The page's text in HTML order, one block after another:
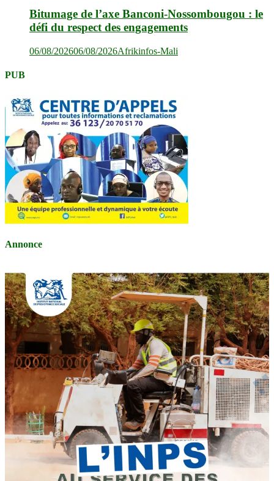
Bitumage de l’axe Banconi-Nossombougou : le
défi du respect des engagements
06/08/202606/08/2026Afrikinfos-Mali
PUB
Annonce